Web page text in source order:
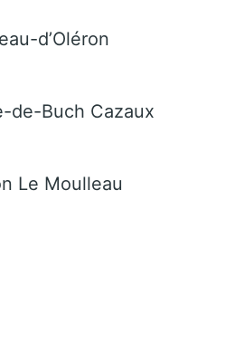
d’Oléron
de-Buch Cazaux
Le Moulleau